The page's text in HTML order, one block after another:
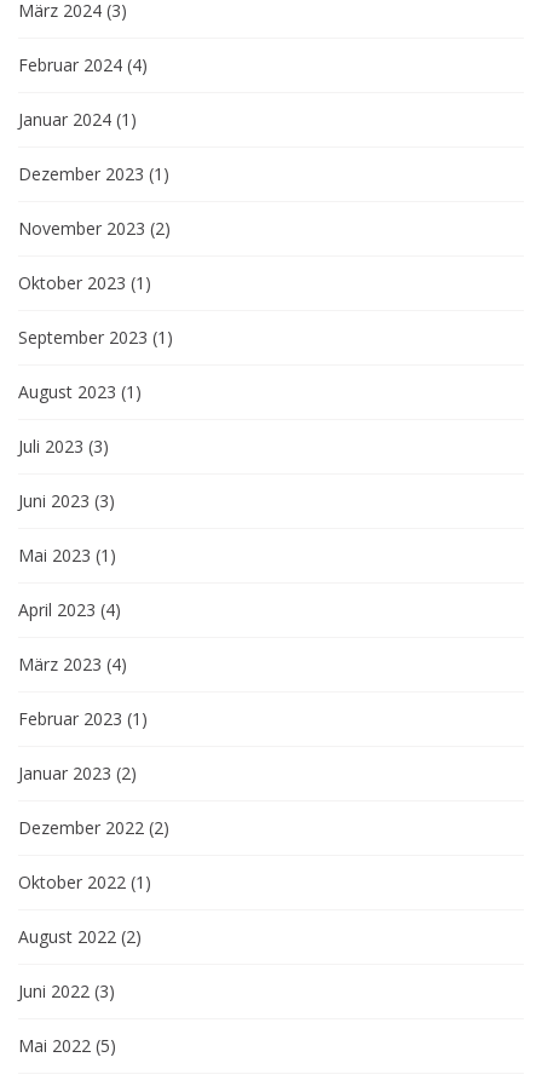
März 2024 (3)
Februar 2024 (4)
Januar 2024 (1)
Dezember 2023 (1)
November 2023 (2)
Oktober 2023 (1)
September 2023 (1)
August 2023 (1)
Juli 2023 (3)
Juni 2023 (3)
Mai 2023 (1)
April 2023 (4)
März 2023 (4)
Februar 2023 (1)
Januar 2023 (2)
Dezember 2022 (2)
Oktober 2022 (1)
August 2022 (2)
Juni 2022 (3)
Mai 2022 (5)